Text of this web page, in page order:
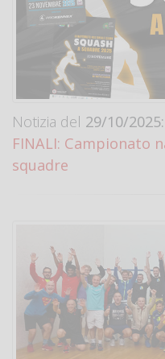
Notizia del 29/10/2025:
FINALI: Campionato
squadre